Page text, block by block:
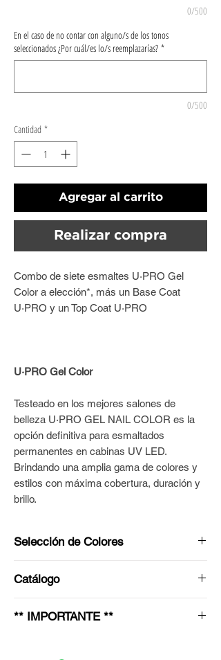
0/500
En el caso de no contar con alguno/s de los tonos
seleccionados ¿Por cuál/es lo/s reemplazarías? *
0/500
Cantidad *
Agregar al carrito
Realizar compra
Combo de siete esmaltes U·PRO Gel
Color a elección*, más un Base Coat
U·PRO y un Top Coat U·PRO
U·PRO Gel Color
Testeado en los mejores salones de
belleza U·PRO GEL NAIL COLOR es la
opción definitiva para esmaltados
permanentes en cabinas UV LED.
Brindando una amplia gama de colores y
estilos con máxima cobertura, duración y
brillo.
Selección de Colores
te gustaría recibir en el espacio indicado.
En el caso de no contar con uno o más de
los tonos seleccionados, lo
Catálogo
cada tono de esmalte ingresando en
** IMPORTANTE **
por favor verificá que estén disponibles en